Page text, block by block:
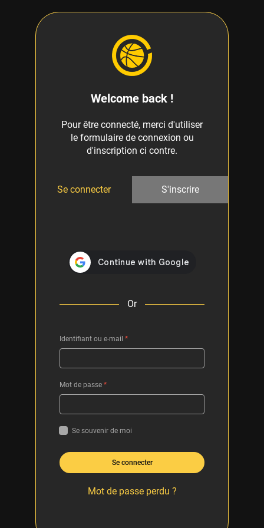
Welcome back !
Pour être connecté, merci d'utiliser
le formulaire de connexion ou
d'inscription ci contre.
Se connecter S'inscrire
Or
Identifiant ou e-mail *
Mot de passe *
Se souvenir de moi
Se connecter
Mot de passe perdu ?